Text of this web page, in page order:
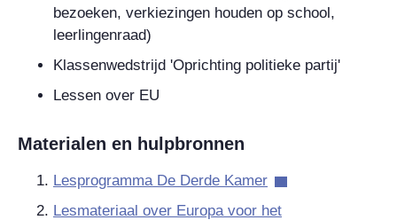
bezoeken, verkiezingen houden op school,
leerlingenraad)
Klassenwedstrijd 'Oprichting politieke partij'
Lessen over EU
Materialen en hulpbronnen
Lesprogramma De Derde Kamer
Lesmateriaal over Europa voor het